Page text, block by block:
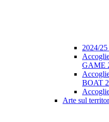
2024/
GAME
BOAT
Arte sul